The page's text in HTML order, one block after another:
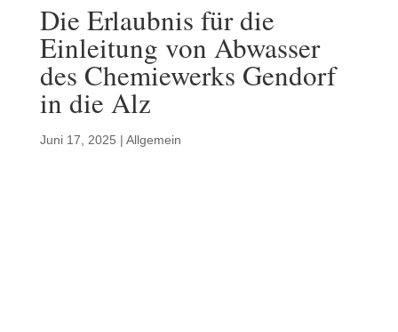
Die Erlaubnis für die
Einleitung von Abwasser
des Chemiewerks Gendorf
in die Alz
Juni 17, 2025 | Allgemein